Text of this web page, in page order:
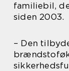
familiebil,
siden 2003.
– Den